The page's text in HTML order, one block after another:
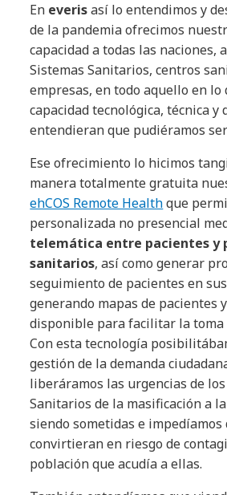
En everisasí lo entendimos y
de la pandemia ofrecimos
capacidad a todas las naciones,
Sistemas Sanitarios, centros
empresas, en todo aquello en lo
capacidad tecnológica, técnica y
entendieran que pudiéramos
Ese ofrecimiento lo hicimos
manera totalmente gratuita
ehCOS Remote Healthque
personalizada no presencial
telemática entre pacientes y
sanitarios, así como generar
seguimiento de pacientes en
generando mapas de pacientes
disponible para facilitar la toma
Con esta tecnología
gestión de la demanda
liberáramos las urgencias de
Sanitarios de la masificación a
siendo sometidas e impedíamos
convirtieran en riesgo de
población que acudía a ellas.